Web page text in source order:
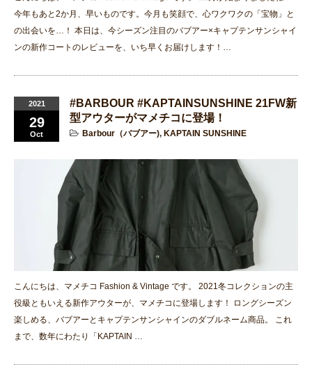
今年もあと2か月、早いものです。今月も笑顔で、心ワクワクの「宝物」と
の出会いを…！ 本日は、今シーズン注目のバブアー×キャプテンサンシャイ
ンの新作コートのレビューを、いち早くお届けします！…
2021
29
Oct
#BARBOUR #KAPTAINSUNSHINE 21FW新
型アウターがマメチコに登場！
Barbour（バブアー), KAPTAIN SUNSHINE
こんにちは、マメチコ Fashion & Vintage です。 2021冬コレクションの主
役級ともいえる新作アウターが、マメチコに登場します！ ロングシーズン
楽しめる、バブアーとキャプテンサンシャインのダブルネーム商品。 これ
まで、数年にわたり「KAPTAIN …